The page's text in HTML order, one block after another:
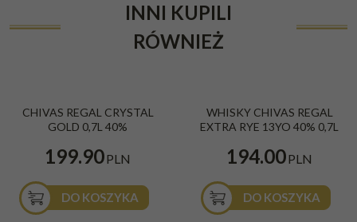
INNI KUPILI
RÓWNIEŻ
CHIVAS REGAL CRYSTAL
GOLD 0,7L 40%
199.90PLN
DO KOSZYKA
WHISKY CHIVAS REGAL
EXTRA RYE 13YO 40% 0,7L
194.00PLN
DO KOSZYKA